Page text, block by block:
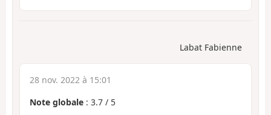
Labat Fabienne
28 nov. 2022 à 15:01
Note globale : 3.7 / 5